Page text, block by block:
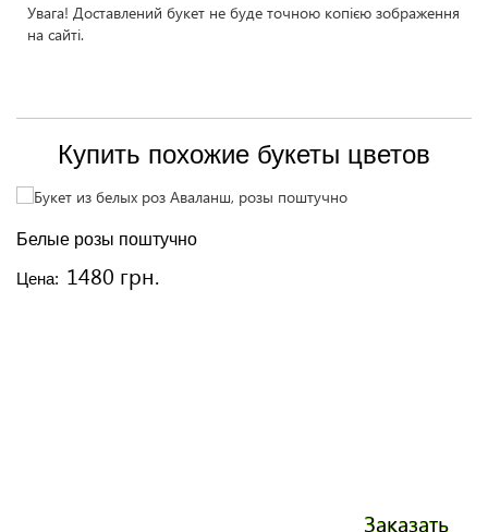
Увага! Доставлений букет не буде точною копією зображення
на сайті.
Купить похожие букеты цветов
Белые розы поштучно
Цена: 1480 грн.
Заказать